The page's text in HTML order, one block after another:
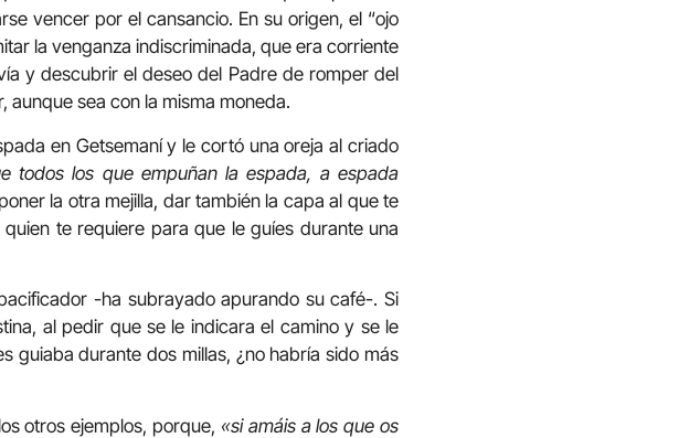
vencer por el cansancio. En su origen, el “ojo
la venganza indiscriminada, que era corriente
y descubrir el deseo del Padre de romper del
aunque sea con la misma moneda.
en Getsemaní y le cortó una oreja al criado
todos los que empuñan la espada, a espada
la otra mejilla, dar también la capa al que te
te requiere para que le guíes durante una
-ha subrayado apurando su café-. Si
al pedir que se le indicara el camino y se le
guiaba durante dos millas, ¿no habría sido más
otros ejemplos, porque, «si amáis a los que os